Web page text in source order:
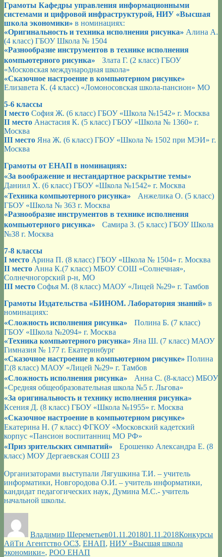
Грамоты Кафедры управления информационными
системами и цифровой инфраструктурой, НИУ «Высшая
школа экономики» в номинациях:
«Оригинальность и техника исполнения рисунка» Алина А.
(4 класс) ГБОУ Школа № 1504
«Разнообразие инструментов в технике исполнения
компьютерного рисунка»
Злата Г. (2 класс) ГБОУ
«Московская международная школа»
«Сказочное настроение в компьютерном рисунке»
Елизавета К. (4 класс) «Ломоносовская школа-пансион» МО
5-6 классы
I место София Ж. (6 класс) ГБОУ «Школа №1542» г. Москва
II место Анастасия К. (5 класс) ГБОУ «Школа № 1360» г.
Москва
III место Яна Ж. (6 класс) ГБОУ «Школа № 1502 при МЭИ» г.
Москва
Грамоты от ЕНАП в номинациях:
«За воображение и нестандартное раскрытие темы»
Даниил Х. (6 класс) ГБОУ «Школа №1542» г. Москва
«Техника компьютерного рисунка»
Анжелика О. (5 класс)
ГБОУ «Школа № 363 г. Москва
«Разнообразие инструментов в технике исполнения
компьютерного рисунка» Самира З. (5 класс) ГБОУ Школа
№38 г. Москва
7-8 классы
I место Арина П. (8 класс) ГБОУ «Школа № 1504» г. Москва
II место Анна К.(7 класс) МБОУ СОШ «Солнечная»,
Солнечногорский р-н, МО
III место Софья М. (8 класс) МАОУ «Лицей №29» г. Тамбов
Грамоты Издательства «БИНОМ. Лаборатория знаний» в
номинациях:
«Сложность исполнения рисунка» Полина Б. (7 класс)
ГБОУ «Школа №2094» г. Москва
«Техника компьютерного рисунка» Яна Ш. (7 класс) МАОУ
Гимназия № 177 г. Екатеринбург
«Сказочное настроение в компьютерном рисунке» Полина
Г.(8 класс) МАОУ «Лицей №29» г. Тамбов
«Сложность исполнения рисунка» Анна С. (8-класс) МБОУ
«Средняя общеобразовательная школа №5 г. Льгова»
«За оригинальность и технику исполнения рисунка»
Ксения Д. (8 класс) ГБОУ «Школа №1955» г. Москва
«Сказочное настроение в компьютерном рисунке»
Екатерина Н. (7 класс) ФГКОУ «Московский кадетский
корпус «Пансион воспитанниц МО РФ»
«Приз зрительских симпатий» Ерошенко Александра Е. (8
класс) МОУ Дергаевская СОШ 23
Организаторами выступали Лягушкина Т.И. – учитель
информатики, Новгородова О.И. – учитель информатики,
кандидат педагогических наук, Думина М.С.- учитель
начальной школы.
Владимир Шереметьев01.11.201801.11.2018Конкурсы
АйТи Агентство ОСӠ, ЕНАП, НИУ «Высшая школа
экономики», РОО ЕНАП